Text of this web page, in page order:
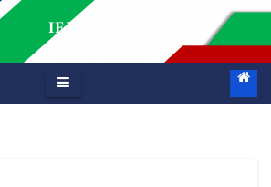
IEPS